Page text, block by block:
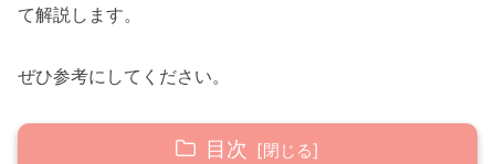
て解説します。
ぜひ参考にしてください。
目次